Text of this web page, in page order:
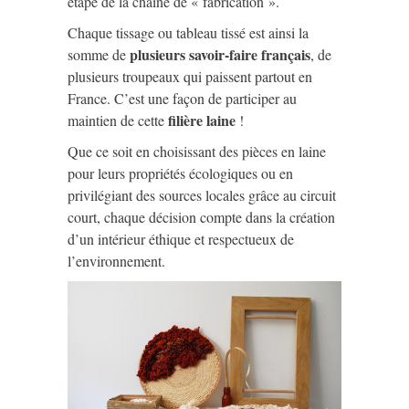
Chaque tissage ou tableau tissé est ainsi la
somme deplusieurs savoir-faire français, de
plusieurs troupeaux qui paissent partout en
France. C’est une façon de participer au
maintien de cettefilière laine !
Que ce soit en choisissant des pièces en laine
pour leurs propriétés écologiques ou en
privilégiant des sources locales grâce au circuit
court, chaque décision compte dans la création
d’un intérieur éthique et respectueux de
l’environnement.